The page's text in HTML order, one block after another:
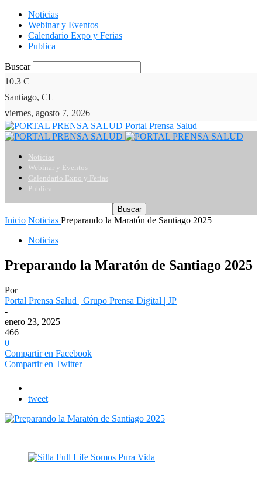
Noticias
Webinar y Eventos
Calendario Expo y Ferias
Publica
Buscar
10.3 C
Santiago, CL
viernes, agosto 7, 2026
Portal Prensa Salud
Noticias
Webinar y Eventos
Calendario Expo y Ferias
Publica
Inicio Noticias Preparando la Maratón de Santiago 2025
Noticias
Preparando la Maratón de Santiago 2025
Por
Portal Prensa Salud | Grupo Prensa Digital | JP
-
enero 23, 2025
466
0
Compartir en Facebook
Compartir en Twitter
tweet